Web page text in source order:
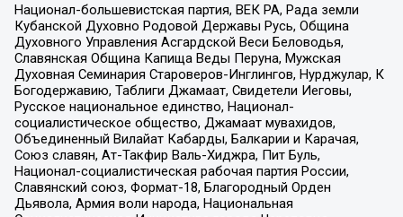
Национал-большевистская партия, ВЕК РА, Рада земли
Кубанской Духовно Родовой Державы Русь, Община
Духовного Управления Асгардской Веси Беловодья,
Славянская Община Капища Веды Перуна, Мужская
Духовная Семинария Староверов-Инглингов, Нурджулар, К
Богодержавию, Таблиги Джамаат, Свидетели Иеговы,
Русское национальное единство, Национал-
социалистическое общество, Джамаат мувахидов,
Объединенный Вилайат Кабарды, Балкарии и Карачая,
Союз славян, Ат-Такфир Валь-Хиджра, Пит Буль,
Национал-социалистическая рабочая партия России,
Славянский союз, Формат-18, Благородный Орден
Дьявола, Армия воли народа, Национальная